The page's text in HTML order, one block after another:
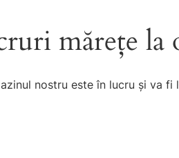
mărețe
nostru este în lucru și va fi